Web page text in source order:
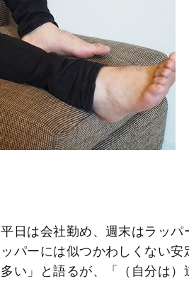
日は会社勤め、週末はラッパ
パーには似つかわしくない安
い」と語るが、「（自分は）